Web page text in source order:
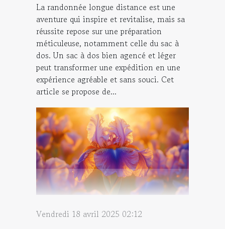
La randonnée longue distance est une
aventure qui inspire et revitalise, mais sa
réussite repose sur une préparation
méticuleuse, notamment celle du sac à
dos. Un sac à dos bien agencé et léger
peut transformer une expédition en une
expérience agréable et sans souci. Cet
article se propose de...
Vendredi 18 avril 2025 02:12